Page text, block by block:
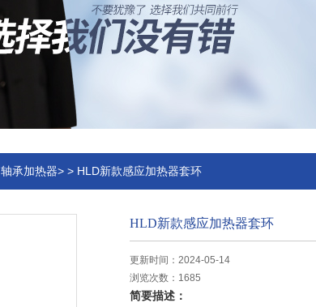
轴承加热器> > HLD新款感应加热器套环
HLD新款感应加热器套环
更新时间：2024-05-14
浏览次数：1685
简要描述：